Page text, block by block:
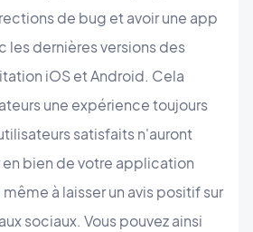
de bug et avoir une app
les dernières versions des
iOS et Android. Cela
une expérience toujours
satisfaits n'auront
en bien de votre application
à laisser un avis positif sur
sociaux. Vous pouvez ainsi